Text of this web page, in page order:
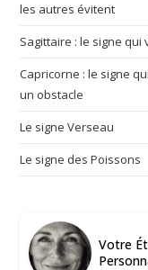
les autres évitent
Sagittaire : le signe
Capricorne : le signe
un obstacle
Le signe Verseau
Le signe des Poissons
Votre